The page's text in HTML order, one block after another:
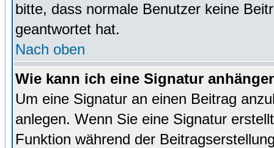
bitte, dass normale Benutzer keine
geantwortet hat.
Nach oben
Wie kann ich eine Signatur
Um eine Signatur an einen Beitrag
anlegen. Wenn Sie eine Signatur
Funktion während der